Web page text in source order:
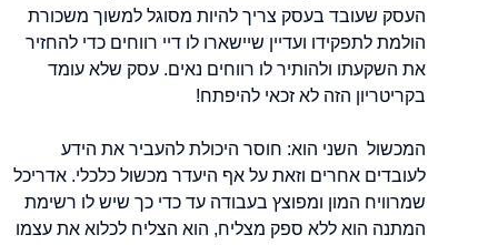
העסק שעובד בעסק צריך להיות מסוגל למשוך משכורת
הולמת לתפקידו ועדיין שיישארו לו דיי רווחים כדי להחזיר
את השקעתו ולהותיר לו רווחים נאים. עסק שלא עומד
בקריטריון הזה לא זכאי להיפתח!
המכשול השני הוא: חוסר היכולת להעביר את הידע
לעובדים אחרים וזאת על אף היעדר מכשול כלכלי. אדריכל
שמרוויח המון ומפוצץ בעבודה עד כדי כך שיש לו רשימת
המתנה הוא ללא ספק מצליח, הוא הצליח לכלוא את עצמו